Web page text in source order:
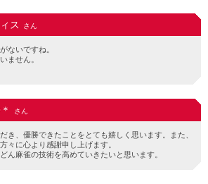
ス さん
ないですね。
ません。
さん
き、優勝できたことをとても嬉しく思います。また、
々に心より感謝申し上げます。
ん麻雀の技術を高めていきたいと思います。